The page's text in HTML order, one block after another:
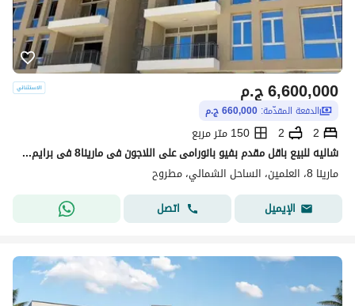
ج.م6,600,000
الدفعة المقدّمة: 660,000 ج.م
2
2
150 متر مربع
شاليه للبيع باقل مقدم بفيو بانورامى على اللاجون فى مارينا8 فى برايم لوكيشن قلب العلمين بالقرب من ابراج العلمين والحى اللاتينى ومزارين ومتاح تقسيط
مارينا 8، العلمين، الساحل الشمالي، مطروح
الإيميل
اتصل